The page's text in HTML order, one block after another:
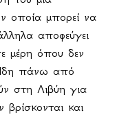
οποία μπορεί να
αποφεύγει
μέρη όπου δεν
Ήδη πάνω από
στη Λιβύη για
βρίσκονται και